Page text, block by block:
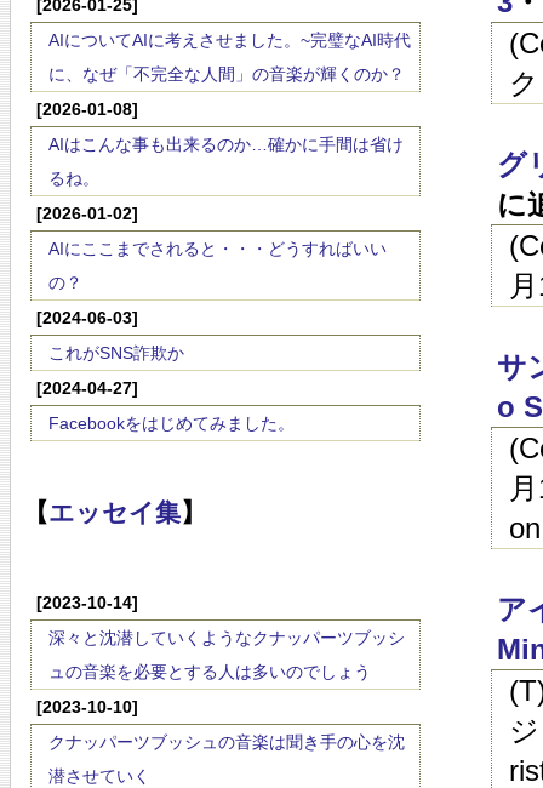
[2026-01-25]
AIについてAIに考えさせました。~完璧なAI時代
に、なぜ「不完全な人間」の音楽が輝くのか？
[2026-01-08]
AIはこんな事も出来るのか…確かに手間は省け
るね。
[2026-01-02]
AIにここまでされると・・・どうすればいい
の？
[2024-06-03]
これがSNS詐欺か
[2024-04-27]
Facebookをはじめてみました。
【エッセイ集】
[2023-10-14]
深々と沈潜していくようなクナッパーツブッシ
ュの音楽を必要とする人は多いのでしょう
[2023-10-10]
クナッパーツブッシュの音楽は聞き手の心を沈
潜させていく
グ
に
サ
o
ア